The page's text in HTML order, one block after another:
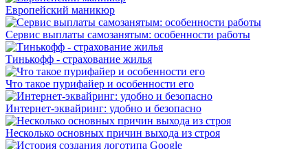
Европейский маникюр
Сервис выплаты самозанятым: особенности работы
Тинькофф - страхование жилья
Что такое пурифайер и особенности его
Интернет-эквайринг: удобно и безопасно
Несколько основных причин выхода из строя